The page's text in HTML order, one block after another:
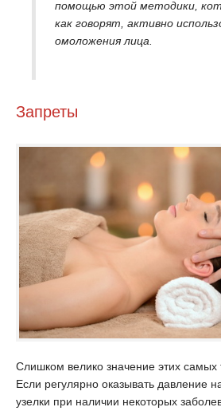
помощью этой методики,
как говорят, активно
омоложения лица.
Запреты
Слишком велико значение этих самых
Если регулярно оказывать давление
узелки при наличии некоторых